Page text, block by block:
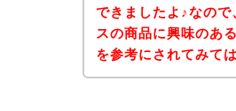
できましたよ♪なの
スの商品に興味のあ
を参考にされてみて